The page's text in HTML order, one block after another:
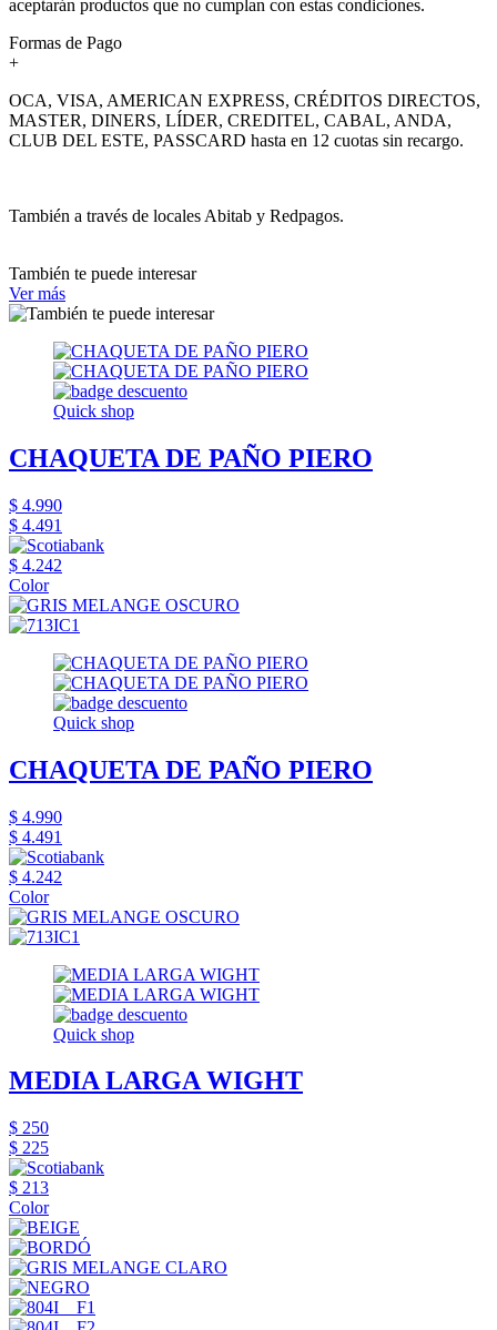
aceptarán productos que no cumplan con estas condiciones.
Formas de Pago
+
OCA, VISA, AMERICAN EXPRESS, CRÉDITOS DIRECTOS,
MASTER, DINERS, LÍDER, CREDITEL, CABAL, ANDA,
CLUB DEL ESTE, PASSCARD hasta en 12 cuotas sin recargo.
También a través de locales Abitab y Redpagos.
También te puede interesar
Ver más
Quick shop
CHAQUETA DE PAÑO PIERO
$ 4.990
$ 4.491
$ 4.242
Color
Quick shop
CHAQUETA DE PAÑO PIERO
$ 4.990
$ 4.491
$ 4.242
Color
Quick shop
MEDIA LARGA WIGHT
$ 250
$ 225
$ 213
Color